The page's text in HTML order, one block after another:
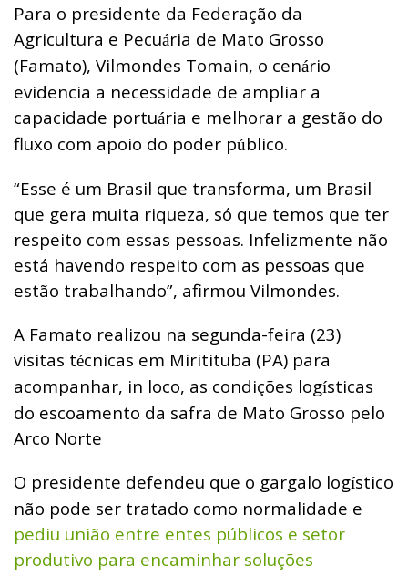
Para o presidente da Federação da
Agricultura e Pecuária de Mato Grosso
(Famato), Vilmondes Tomain, o cenário
evidencia a necessidade de ampliar a
capacidade portuária e melhorar a gestão do
fluxo com apoio do poder público.
“Esse é um Brasil que transforma, um Brasil
que gera muita riqueza, só que temos que ter
respeito com essas pessoas. Infelizmente não
está havendo respeito com as pessoas que
estão trabalhando”, afirmou Vilmondes.
A Famato realizou na segunda-feira (23)
visitas técnicas em Miritituba (PA) para
acompanhar, in loco, as condições logísticas
do escoamento da safra de Mato Grosso pelo
Arco Norte
O presidente defendeu que o gargalo logístico
não pode ser tratado como normalidade e
pediu união entre entes públicos e setor
produtivo para encaminhar soluções